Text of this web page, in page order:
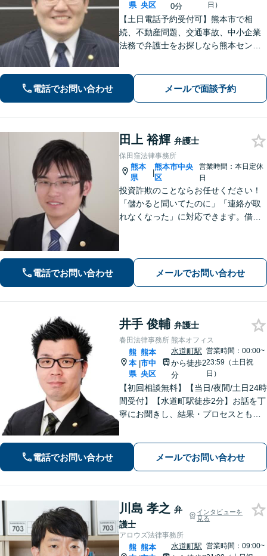
県 央区
0分
日）
【土日電話予約受付可】熊本市で相
続、不動産問題、交通事故、中小企業
法務で弁護士をお探しなら熊本セント
受付可】【休日・夜間相談可】
電話でお問い合わせ メールで面談予約
田上 裕輝 弁護士
保田窪法律事務所
熊本
県
|
熊本市中央
区
営業時間：本日定休
日
投資詐欺のことならお任せください！
「儲かると聞いてたのに」「連絡が取
れなくなった」に対応できます。借
電話でお問い合わせ メールでお問い合わせ
井手 俊輔 弁護士
春田法律事務所 熊本オフィス
熊
本
県
|
熊本
市中
央区
水道町駅
から徒歩2
分
営業時間：00:00~
23:59（土日祝
日）
【初回相談無料】【当日/夜間/土日24時
間受付】【水道町駅徒歩2分】お話を丁
寧にお聞きし、結果・プロセスともに
電話でお問い合わせ メールでお問い合わせ
川島 孝之 弁
護士
インタビューを
見る
アロウズ法律事務所
熊 熊本
水道町駅 営業時間：09:00~